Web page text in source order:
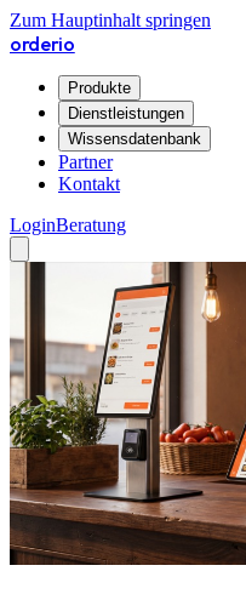
Zum Hauptinhalt springen
orderio
Produkte
Dienstleistungen
Wissensdatenbank
Partner
Kontakt
LoginBeratung